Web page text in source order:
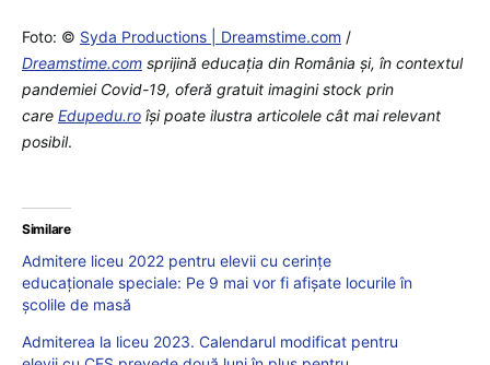
Foto: © Syda Productions | Dreamstime.com /
Dreamstime.com sprijină educaţia din România şi, în contextul
pandemiei Covid-19, oferă gratuit imagini stock prin
care Edupedu.ro îşi poate ilustra articolele cât mai relevant
posibil.
Similare
Admitere liceu 2022 pentru elevii cu cerințe
educaționale speciale: Pe 9 mai vor fi afișate locurile în
școlile de masă
Admiterea la liceu 2023. Calendarul modificat pentru